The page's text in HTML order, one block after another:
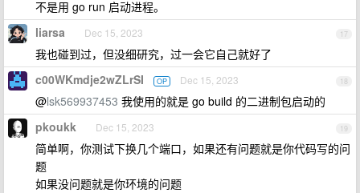
不是用 go run 启动进程。
17
liarsa Dec 15, 2023
我也碰到过，但没细研究，过一会它自己就好了
18
c00WKmdje2wZLrSI OP Dec 15, 2023
@lsk569937453 我使用的就是 go build 的二进制包启动的
19
pkoukk Dec 15, 2023
简单啊，你测试下换几个端口，如果还有问题就是你代码写的问
题
如果没问题就是你环境的问题